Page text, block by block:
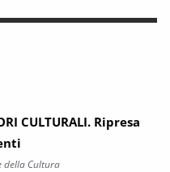
CULTURALI. Ripresa
della Cultura